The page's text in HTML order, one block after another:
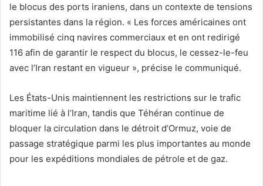
le blocus des ports iraniens, dans un contexte de tensions
persistantes dans la région. « Les forces américaines ont
immobilisé cinq navires commerciaux et en ont redirigé
116 afin de garantir le respect du blocus, le cessez-le-feu
avec l’Iran restant en vigueur », précise le communiqué.
Les États-Unis maintiennent les restrictions sur le trafic
maritime lié à l’Iran, tandis que Téhéran continue de
bloquer la circulation dans le détroit d’Ormuz, voie de
passage stratégique parmi les plus importantes au monde
pour les expéditions mondiales de pétrole et de gaz.